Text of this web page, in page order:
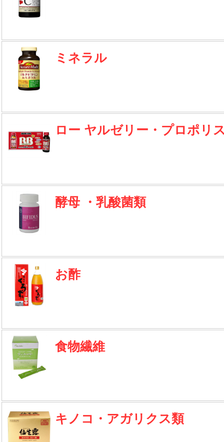
ミネラル
ロー ヤルゼリー・プロポリ
酵母 ・乳酸菌類
お酢
食物繊維
キノコ・アガリクス類